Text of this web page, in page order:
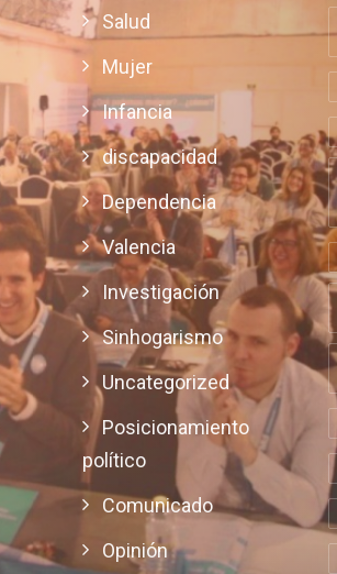
Salud
Mujer
Infancia
discapacidad
Dependencia
Valencia
Investigación
Sinhogarismo
Uncategorized
Posicionamiento
político
Comunicado
Opinión